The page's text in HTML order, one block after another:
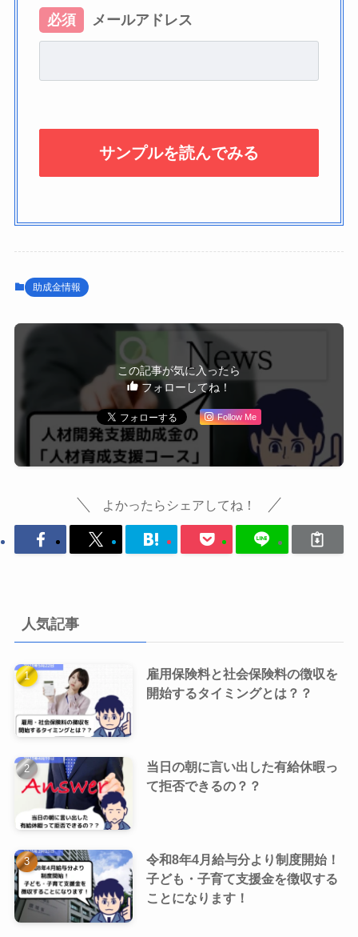
必須 メールアドレス
助成金情報
この記事が気に入ったら
フォローしてね！
Follow Me
よかったらシェアしてね！
人気記事
雇用保険料と社会保険料の徴収を
開始するタイミングとは？？
当日の朝に言い出した有給休暇っ
て拒否できるの？？
令和8年4月給与分より制度開始！
子ども・子育て支援金を徴収する
ことになります！